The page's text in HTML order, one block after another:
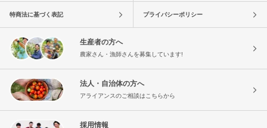
特商法に基づく表記 プライバシーポリシー
生産者の方へ
農家さん・漁師さんを募集しています!
法人・自治体の方へ
アライアンスのご相談はこちらから
採用情報